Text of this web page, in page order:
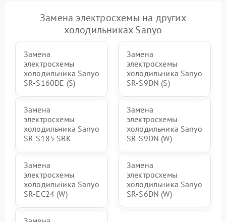
Замена электросхемы на других
холодильниках Sanyo
Замена
электросхемы
холодильника Sanyo
SR-S160DE (S)
Замена
электросхемы
холодильника Sanyo
SR-S9DN (S)
Замена
электросхемы
холодильника Sanyo
SR-S185 SBK
Замена
электросхемы
холодильника Sanyo
SR-S9DN (W)
Замена
электросхемы
холодильника Sanyo
SR-EC24 (W)
Замена
электросхемы
холодильника Sanyo
SR-S6DN (W)